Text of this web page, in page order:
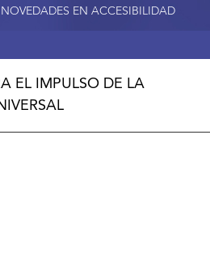
EN ACCESIBILIDAD
EL IMPULSO DE LA